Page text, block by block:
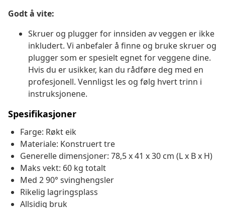
Godt å vite:
Skruer og plugger for innsiden av veggen er ikke
inkludert. Vi anbefaler å finne og bruke skruer og
plugger som er spesielt egnet for veggene dine.
Hvis du er usikker, kan du rådføre deg med en
profesjonell. Vennligst les og følg hvert trinn i
instruksjonene.
Spesifikasjoner
Farge: Røkt eik
Materiale: Konstruert tre
Generelle dimensjoner: 78,5 x 41 x 30 cm (L x B x H)
Maks vekt: 60 kg totalt
Med 2 90° svinghengsler
Rikelig lagringsplass
Allsidig bruk